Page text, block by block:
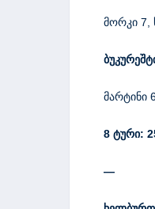
მორკი 7,
მარტინი
8 ტური:
—